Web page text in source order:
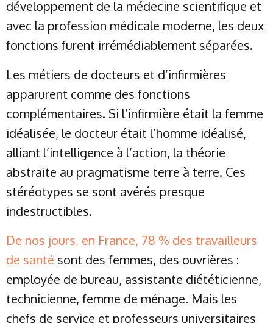
développement de la médecine scientifique et
avec la profession médicale moderne, les deux
fonctions furent irrémédiablement séparées.
Les métiers de docteurs et d’infirmières
apparurent comme des fonctions
complémentaires. Si l’infirmière était la femme
idéalisée, le docteur était l’homme idéalisé,
alliant l’intelligence à l’action, la théorie
abstraite au pragmatisme terre à terre. Ces
stéréotypes se sont avérés presque
indestructibles.
De nos jours, en France, 78 % des travailleurs
de santé sont des femmes, des ouvrières :
employée de bureau, assistante diététicienne,
technicienne, femme de ménage. Mais les
chefs de service et professeurs universitaires